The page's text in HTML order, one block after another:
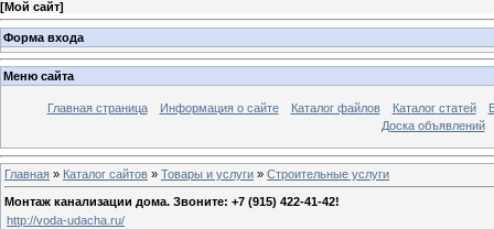
[Мой сайт]
Форма входа
Меню сайта
Главная страница Информация о сайте Каталог файлов Каталог статей
Доска объявлений
Главная » Каталог сайтов » Товары и услуги » Строительные услуги
Монтаж канализации дома. Звоните: +7 (915) 422-41-42!
http://voda-udacha.ru/